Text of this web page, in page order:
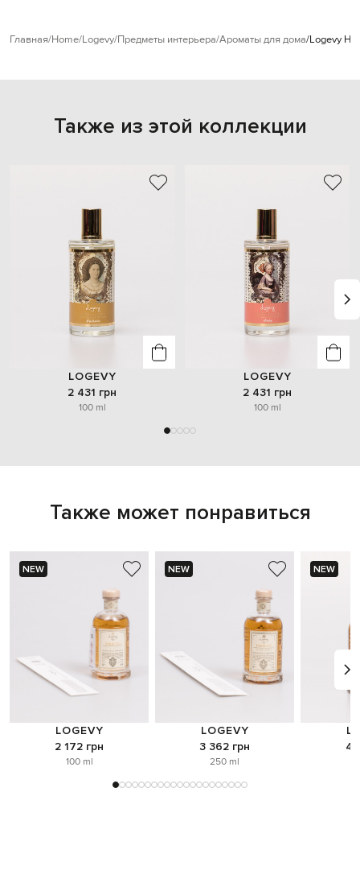
Главная Home Logevy Предметы интерьера Ароматы для дома Logevy
Также из этой коллекции
LOGEVY
2 431 грн
100 ml
LOGEVY
2 431 грн
100 ml
Также может понравиться
NEW
LOGEVY
2 172 грн
100 ml
NEW
LOGEVY
3 362 грн
250 ml
NEW
4